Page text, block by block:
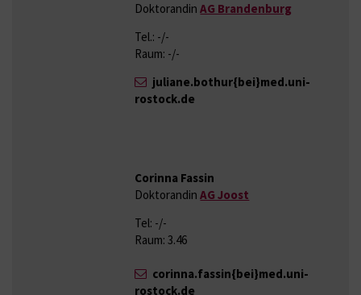
DoktorandinAG Brandenburg
Tel.: -/-
Raum: -/-
juliane.bothur{bei}med.uni-
rostock.de
Corinna Fassin
DoktorandinAG Joost
Tel: -/-
Raum: 3.46
corinna.fassin{bei}med.uni-
rostock.de